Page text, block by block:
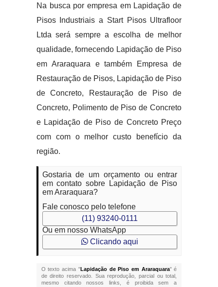
Na busca por empresa em Lapidação de
Pisos Industriais a Start Pisos Ultrafloor
Ltda será sempre a escolha de melhor
qualidade, fornecendo Lapidação de Piso
em Araraquara e também Empresa de
Restauração de Pisos, Lapidação de Piso
de Concreto, Restauração de Piso de
Concreto, Polimento de Piso de Concreto
e Lapidação de Piso de Concreto Preço
com com o melhor custo benefício da
região.
Gostaria de um orçamento ou entrar
em contato sobre Lapidação de Piso
em Araraquara?
Fale conosco pelo telefone
(11) 93240-0111
Ou em nosso WhatsApp
Clicando aqui
O texto acima "Lapidação de Piso em Araraquara" é
de direito reservado. Sua reprodução, parcial ou total,
mesmo citando nossos links, é proibida sem a